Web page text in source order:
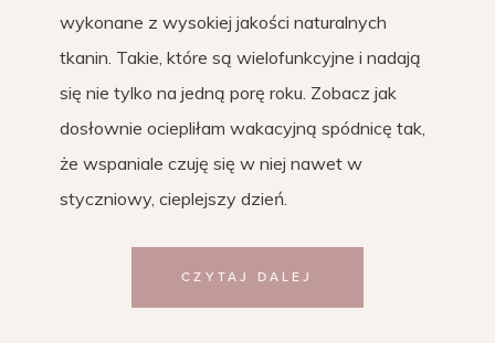
wykonane z wysokiej jakości naturalnych
tkanin. Takie, które są wielofunkcyjne i nadają
się nie tylko na jedną porę roku. Zobacz jak
dosłownie ociepliłam wakacyjną spódnicę tak,
że wspaniale czuję się w niej nawet w
styczniowy, cieplejszy dzień.
CZYTAJ DALEJ